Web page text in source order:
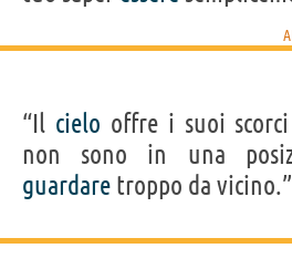
“Il cielo offre i suoi
non sono in una
guardare troppo da vicino.”